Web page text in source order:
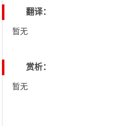
翻译：
暂无
赏析：
暂无